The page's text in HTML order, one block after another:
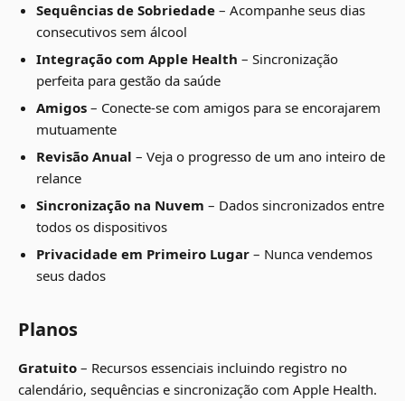
Sequências de Sobriedade – Acompanhe seus dias
consecutivos sem álcool
Integração com Apple Health – Sincronização
perfeita para gestão da saúde
Amigos – Conecte-se com amigos para se encorajarem
mutuamente
Revisão Anual – Veja o progresso de um ano inteiro de
relance
Sincronização na Nuvem – Dados sincronizados entre
todos os dispositivos
Privacidade em Primeiro Lugar – Nunca vendemos
seus dados
Planos
Gratuito – Recursos essenciais incluindo registro no
calendário, sequências e sincronização com Apple Health.